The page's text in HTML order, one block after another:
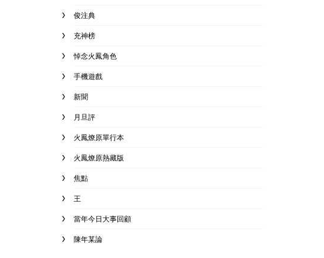
俊注典
充神榜
悼念火鳳角色
手機遊戲
新聞
月旦評
火鳳燎原單行本
火鳳燎原熱藏版
焦點
王
當年今日大事回顧
陳年某論